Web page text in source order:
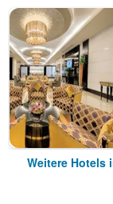
Weitere Hotels